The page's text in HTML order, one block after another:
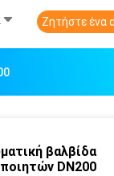
Ζητήστε ένα
βαλβίδα
DN200